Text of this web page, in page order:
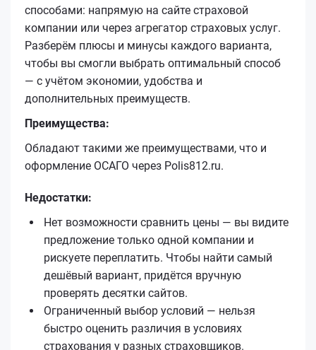
способами: напрямую на сайте страховой
компании или через агрегатор страховых услуг.
Разберём плюсы и минусы каждого варианта,
чтобы вы смогли выбрать оптимальный способ
— с учётом экономии, удобства и
дополнительных преимуществ.
Преимущества:
Обладают такими же преимуществами, что и
оформление ОСАГО через Polis812.ru.
Недостатки:
Нет возможности сравнить цены — вы видите
предложение только одной компании и
рискуете переплатить. Чтобы найти самый
дешёвый вариант, придётся вручную
проверять десятки сайтов.
Ограниченный выбор условий — нельзя
быстро оценить различия в условиях
страхования у разных страховщиков.